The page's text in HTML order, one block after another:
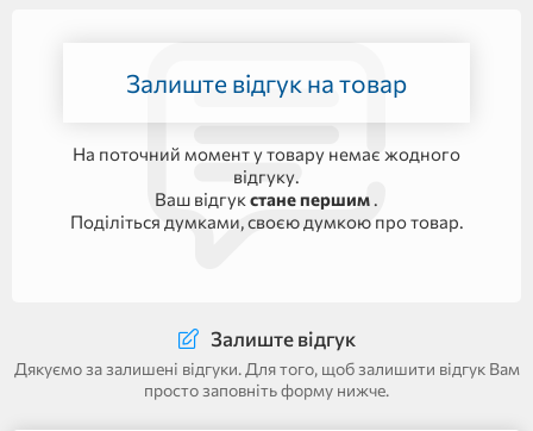
Залиште відгук на товар
На поточний момент у товару немає жодного
відгуку.
Ваш відгук стане першим .
Поділіться думками, своєю думкою про товар.
Залиште відгук
Дякуємо за залишені відгуки. Для того, щоб залишити відгук Вам
просто заповніть форму нижче.